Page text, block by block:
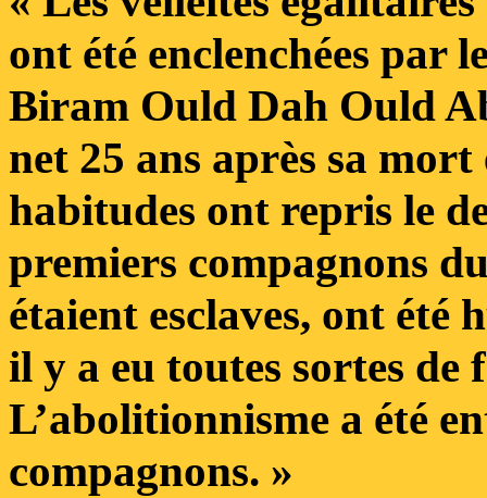
ont été enclenchées par
Biram Ould Dah Ould
net 25 ans après sa
habitudes ont repris le
premiers compagnons
étaient esclaves, ont été
il y a eu toutes sortes de
L’abolitionnisme a été
compagnons. »